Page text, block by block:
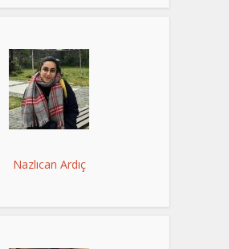
Nazlıcan Ardıç